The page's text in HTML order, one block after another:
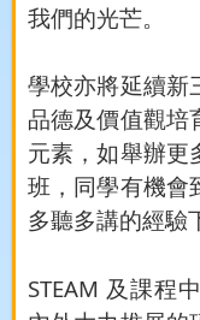
我們的光芒。
學校亦將延續新
品德及價值觀培
元素，如舉辦更
班，同學有機會
多聽多講的經驗
STEAM 及課程